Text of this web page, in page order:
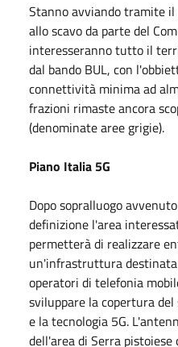
Stanno avviando tramite
allo scavo da parte del
interesseranno tutto il
dal bando BUL, con
connettività minima ad
frazioni rimaste ancora
(denominate aree grigie).
Piano Italia 5G
Dopo sopralluogo
definizione l'area
permetterà di realizzare
un'infrastruttura
operatori di telefonia
sviluppare la copertura
e la tecnologia 5G.
dell'area di Serra